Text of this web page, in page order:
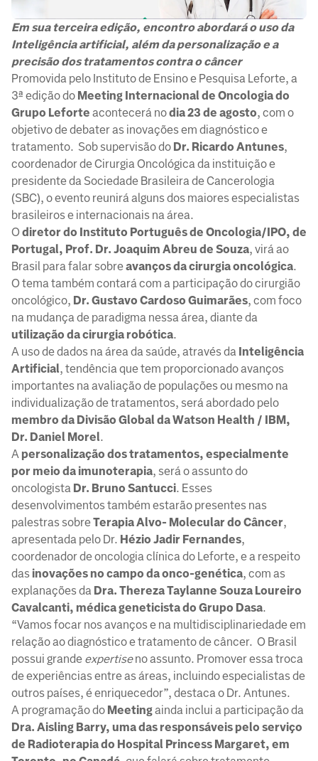
Em sua terceira edição, encontro abordará o uso da
Inteligência artificial, além da personalização e a
precisão dos tratamentos contra o câncer
Promovida pelo Instituto de Ensino e Pesquisa Leforte, a
3ª edição do Meeting Internacional de Oncologia do
Grupo Leforte acontecerá nodia 23 de agosto, com o
objetivo de debater as inovações em diagnóstico e
tratamento. Sob supervisão do Dr. Ricardo Antunes,
coordenador de Cirurgia Oncológica da instituição e
presidente da Sociedade Brasileira de Cancerologia
(SBC), o evento reunirá alguns dos maiores especialistas
brasileiros e internacionais na área.
O diretor do Instituto Português de Oncologia/IPO, de
Portugal, Prof. Dr. Joaquim Abreu de Souza, virá ao
Brasil para falar sobreavanços da cirurgia oncológica.
O tema também contará com a participação do cirurgião
oncológico, Dr. Gustavo Cardoso Guimarães, com foco
na mudança de paradigma nessa área, diante da
utilização da cirurgia robótica.
A uso de dados na área da saúde, através da Inteligência
Artificial, tendência que tem proporcionado avanços
importantes na avaliação de populações ou mesmo na
individualização de tratamentos, será abordado pelo
membro da Divisão Global da Watson Health / IBM,
Dr. Daniel Morel.
A personalização dos tratamentos, especialmente
por meio da imunoterapia, será o assunto do
oncologista Dr. Bruno Santucci. Esses
desenvolvimentos também estarão presentes nas
palestras sobreTerapia Alvo- Molecular do Câncer,
apresentada pelo Dr. Hézio Jadir Fernandes,
coordenador de oncologia clínica do Leforte, e a respeito
das inovações no campo da onco-genética, com as
explanações da Dra. Thereza Taylanne Souza Loureiro
Cavalcanti, médica geneticista do Grupo Dasa.
“Vamos focar nos avanços e na multidisciplinariedade em
relação ao diagnóstico e tratamento de câncer. O Brasil
possui grande expertiseno assunto. Promover essa troca
de experiências entre as áreas, incluindo especialistas de
outros países, é enriquecedor”, destaca o Dr. Antunes.
A programação do Meetingainda inclui a participação da
Dra. Aisling Barry, uma das responsáveis pelo serviço
de Radioterapia do Hospital Princess Margaret, em